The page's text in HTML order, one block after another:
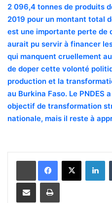
2 096,4 tonnes de produits
2019 pour un montant total
est une importante perte de
aurait pu servir à financer
qui manquent cruellement
de doper cette volonté
production et la
au Burkina Faso. Le PNDES
objectif de transformation
nationale, mais il reste à
Imprimer